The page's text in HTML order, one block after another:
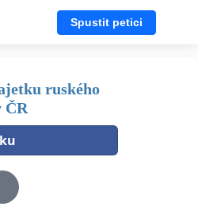
Spustit petici
ruského
ČR